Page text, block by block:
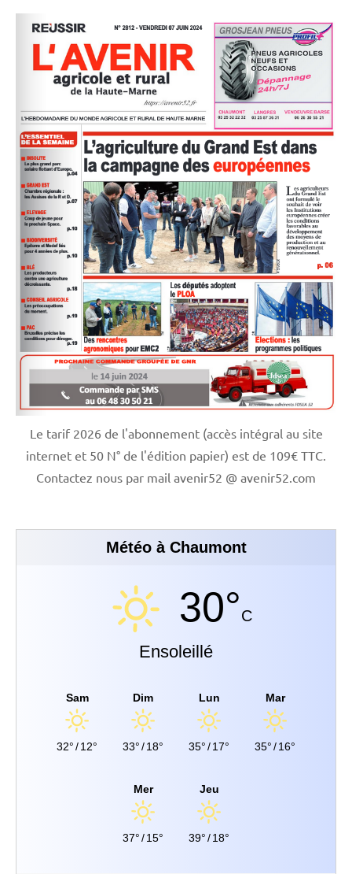
Le tarif 2026 de l'abonnement (accès intégral au site
internet et 50 N° de l'édition papier) est de 109€ TTC.
Contactez nous par mail avenir52 @ avenir52.com
Météo à Chaumont
30°C
Ensoleillé
Sam
32°/12°
Dim
33°/18°
Lun
35°/17°
Mar
35°/16°
Mer
37°/15°
Jeu
39°/18°